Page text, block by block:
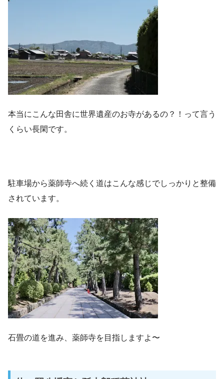
本当にこんな田舎に世界遺産のお寺があるの？！って言う
くらい長閑です。
駐車場から薬師寺へ続く道はこんな感じでしっかりと整備
されています。
石畳の道を進み、薬師寺を目指しますよ〜